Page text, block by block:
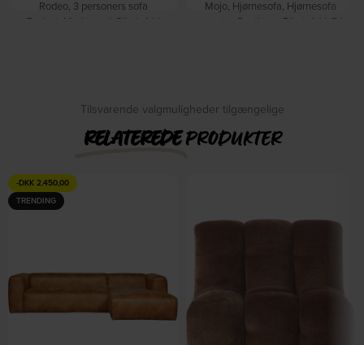
Rodeo, 3 personers sofa
(Rodeo), Mørk sand, Ribstof (H:
Mojo, Hjørnesofa, Hjørnesofa
venstre, Rustbrun, Ribstof (H: 74
Tilsvarende valgmuligheder tilgængelige
RELATEREDEPRODUKTER
-DKK 2.450,00
TRENDING